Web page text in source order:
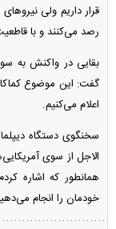
قرار داریم ولی
رصد می‌کنند و با
بقایی در واکنش به
گفت: این موضوع
اعلام می‌کنیم.
سخنگوی دستگاه
الاجل از سوی
همانطور که اشاره
خودمان را انجام